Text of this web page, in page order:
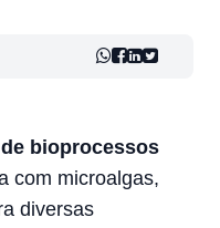
bioprocessos
com microalgas,
diversas